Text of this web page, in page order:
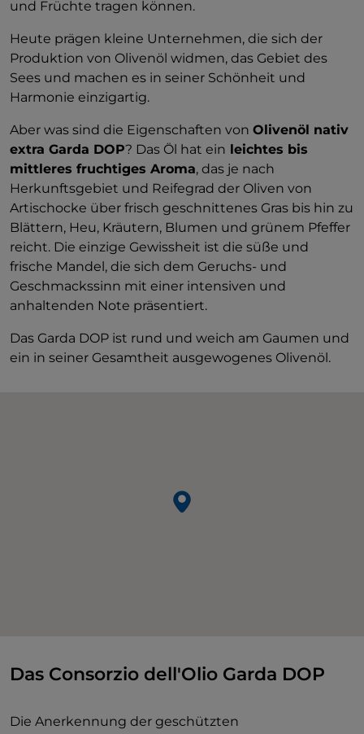
und Früchte tragen können.
Heute prägen kleine Unternehmen, die sich der
Produktion von Olivenöl widmen, das Gebiet des
Sees und machen es in seiner Schönheit und
Harmonie einzigartig.
Aber was sind die Eigenschaften von Olivenöl nativ
extra Garda DOP? Das Öl hat ein leichtes bis
mittleres fruchtiges Aroma, das je nach
Herkunftsgebiet und Reifegrad der Oliven von
Artischocke über frisch geschnittenes Gras bis hin zu
Blättern, Heu, Kräutern, Blumen und grünem Pfeffer
reicht. Die einzige Gewissheit ist die süße und
frische Mandel, die sich dem Geruchs- und
Geschmackssinn mit einer intensiven und
anhaltenden Note präsentiert.
Das Garda DOP ist rund und weich am Gaumen und
ein in seiner Gesamtheit ausgewogenes Olivenöl.
Das Consorzio dell'Olio Garda DOP
Die Anerkennung der geschützten